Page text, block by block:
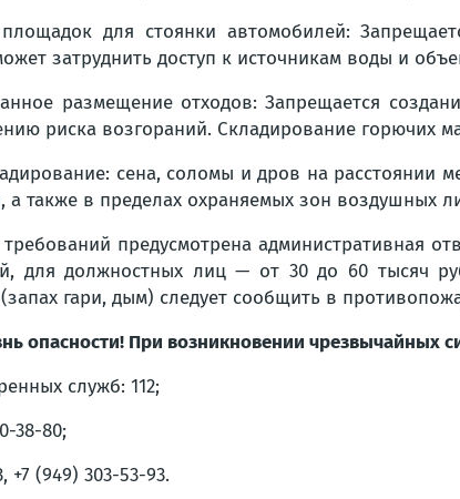
для стоянки автомобилей:
затруднить доступ к источникам воды и
размещение отходов: Запрещается
риска возгораний. Складирование горючих
сена, соломы и дров на расстоянии
а также в пределах охраняемых зон воздушных
предусмотрена административная
для должностных лиц — от 30 до 60 тысяч
гари, дым) следует сообщить в
опасности! При возникновении чрезвычайных
служб: 112;
38-80;
(949) 303-53-93.